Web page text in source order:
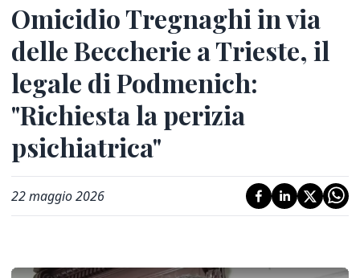
Omicidio Tregnaghi in via
delle Beccherie a Trieste, il
legale di Podmenich:
"Richiesta la perizia
psichiatrica"
22 maggio 2026